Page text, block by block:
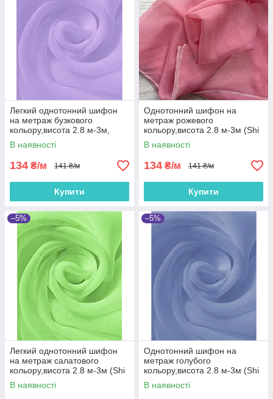
Легкий однотонний шифон
на метраж бузкового
кольору,висота 2.8 м-3м,
ширина складальна (Shi 5-
18)
В наявності
134 ₴/м 141 ₴/м
Купити
Однотонний шифон на
метраж рожевого
кольору,висота 2.8 м-3м (Shi
5-6)
В наявності
134 ₴/м 141 ₴/м
Купити
–5%
Легкий однотонний шифон
на метраж салатового
кольору,висота 2.8 м-3м (Shi
5-7)
В наявності
–5%
Однотонний шифон на
метраж голубого
кольору,висота 2.8 м-3м (Shi
5-9)
В наявності